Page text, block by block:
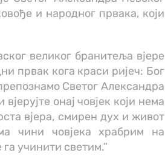
и народног првака, који
великог бранитеља вјере
првак кога краси ријеч: Бог
Светог Александра
онај човјек који нема
вјера, смирен дух и живот
чини човјека храбрим на
учинити светим.”